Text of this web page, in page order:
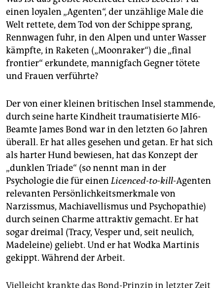
unterstützen
abo
genossenschaft
epaper login
einen loyalen „Agenten“, der unzählige Male die
Welt rettete, dem Tod von der Schippe sprang,
Rennwagen fuhr, in den Alpen und unter Wasser
kämpfte, in Raketen („Moonraker“) die „final
frontier“ erkundete, mannigfach Gegner tötete
und Frauen verführte?
Der von einer kleinen britischen Insel stammende,
durch seine harte Kindheit traumatisierte MI6-
Beamte James Bond war in den letzten 60 Jahren
überall. Er hat alles gesehen und getan. Er hat sich
als harter Hund bewiesen, hat das Konzept der
„dunklen Triade“ (so nennt man in der
Psychologie die für einenLicenced-to-kill-Agenten
relevanten Persönlichkeitsmerkmale von
Narzissmus, Machiavellismus und Psychopathie)
durch seinen Charme attraktiv gemacht. Er hat
sogar dreimal (Tracy, Vesper und, seit neulich,
Madeleine) geliebt. Und er hat Wodka Martinis
gekippt. Während der Arbeit.
Vielleicht krankte das Bond-Prinzip in letzter Zeit